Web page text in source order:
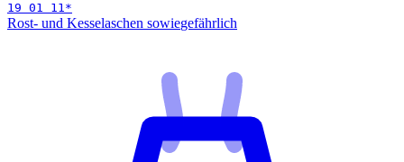
19 01 11*
Rost- und Kesselaschen sowiegefährlich